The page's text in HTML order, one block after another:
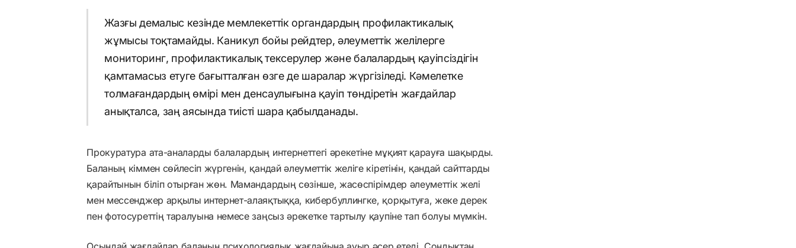
Жазғы демалыс кезінде мемлекеттік органдардың профилактикалық
жұмысы тоқтамайды. Каникул бойы рейдтер, әлеуметтік желілерге
мониторинг, профилактикалық тексерулер және балалардың қауіпсіздігін
қамтамасыз етуге бағытталған өзге де шаралар жүргізіледі. Кәмелетке
толмағандардың өмірі мен денсаулығына қауіп төндіретін жағдайлар
анықталса, заң аясында тиісті шара қабылданады.
Прокуратура ата-аналарды балалардың интернеттегі әрекетіне мұқият қарауға шақырды.
Баланың кіммен сөйлесіп жүргенін, қандай әлеуметтік желіге кіретінін, қандай сайттарды
қарайтынын біліп отырған жөн. Мамандардың сөзінше, жасөспірімдер әлеуметтік желі
мен мессенджер арқылы интернет-алаяқтыққа, кибербуллингке, қорқытуға, жеке дерек
пен фотосуреттің таралуына немесе заңсыз әрекетке тартылу қаупіне тап болуы мүмкін.